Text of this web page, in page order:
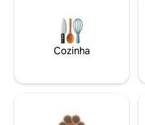
Cozinha